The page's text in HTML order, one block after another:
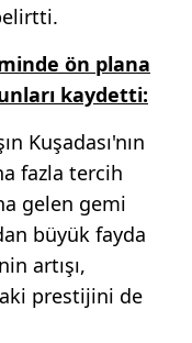
ön plana
kaydetti:
Kuşadası'nın
fazla tercih
gelen gemi
büyük fayda
artışı,
prestijini de